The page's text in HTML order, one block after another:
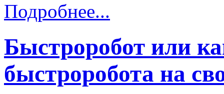
Подробнее...
Быстроробот или
быстроробота на